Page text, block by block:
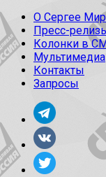
О Сергее
Пресс-
Колонки в
Мультимедиа
Контакты
Запросы